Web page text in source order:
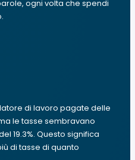
ogni volta che spendi
di lavoro pagate delle
le tasse sembravano
19.3%. Questo significa
di tasse di quanto